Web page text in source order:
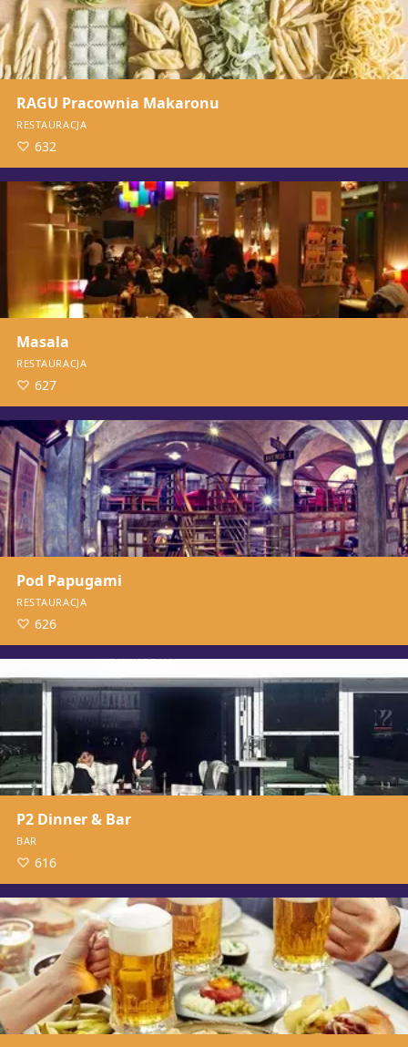
RAGU Pracownia Makaronu
RESTAURACJA
632
Masala
RESTAURACJA
627
Pod Papugami
RESTAURACJA
626
P2 Dinner & Bar
BAR
616